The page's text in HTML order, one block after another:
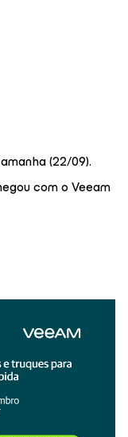
(22/09).
com o Veeam